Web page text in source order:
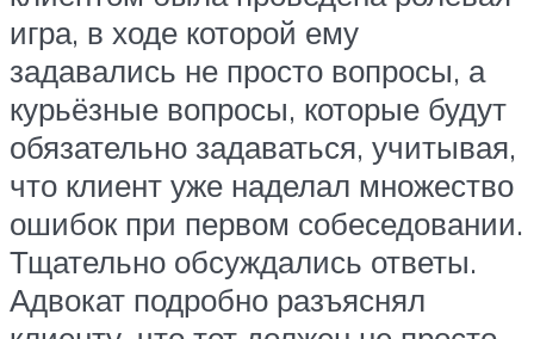
игра, в ходе которой ему
задавались не просто вопросы, а
курьёзные вопросы, которые будут
обязательно задаваться, учитывая,
что клиент уже наделал множество
ошибок при первом собеседовании.
Тщательно обсуждались ответы.
Адвокат подробно разъяснял